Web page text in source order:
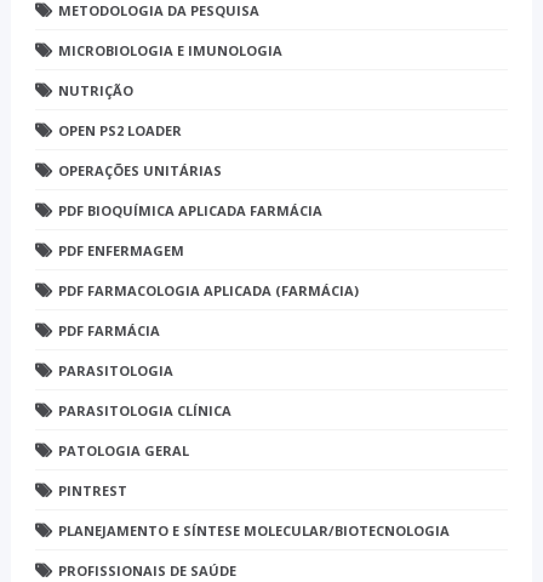
METODOLOGIA DA PESQUISA
MICROBIOLOGIA E IMUNOLOGIA
NUTRIÇÃO
OPEN PS2 LOADER
OPERAÇÕES UNITÁRIAS
PDF BIOQUÍMICA APLICADA FARMÁCIA
PDF ENFERMAGEM
PDF FARMACOLOGIA APLICADA (FARMÁCIA)
PDF FARMÁCIA
PARASITOLOGIA
PARASITOLOGIA CLÍNICA
PATOLOGIA GERAL
PINTREST
PLANEJAMENTO E SÍNTESE MOLECULAR/BIOTECNOLOGIA
PROFISSIONAIS DE SAÚDE